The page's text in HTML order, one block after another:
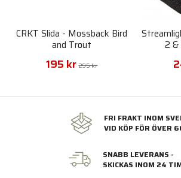
CRKT Slida - Mossback Bird
and Trout
195 kr 295 kr
2
FRI FRAKT INOM
VID KÖP FÖR ÖVER
SNABB LEVERANS -
SKICKAS INOM 24